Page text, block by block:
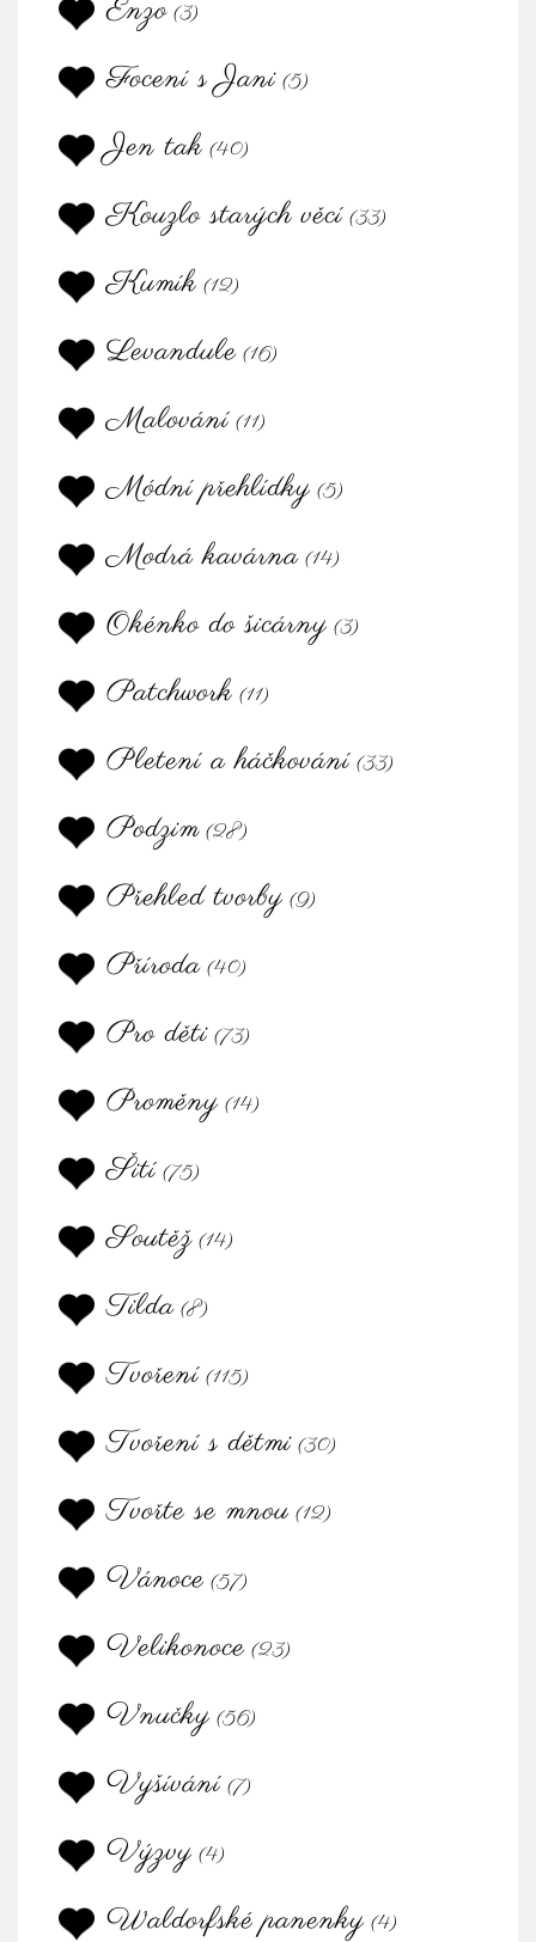
Enzo (3)
Focení s Jani (5)
Jen tak (40)
Kouzlo starých věcí (33)
Kumík (12)
Levandule (16)
Malování (11)
Módní přehlídky (5)
Modrá kavárna (14)
Okénko do šicárny (3)
Patchwork (11)
Pletení a háčkování (33)
Podzim (28)
Přehled tvorby (9)
Příroda (40)
Pro děti (73)
Proměny (14)
Šití (75)
Soutěž (14)
Tilda (8)
Tvoření (115)
Tvoření s dětmi (30)
Tvořte se mnou (12)
Vánoce (57)
Velikonoce (23)
Vnučky (56)
Vyšívání (7)
Výzvy (4)
Waldorfské panenky (4)